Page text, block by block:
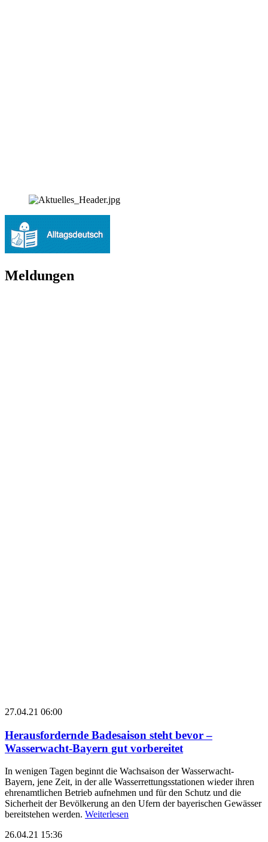
Meldungen
27.04.21 06:00
Herausfordernde Badesaison steht bevor –
Wasserwacht-Bayern gut vorbereitet
In wenigen Tagen beginnt die Wachsaison der Wasserwacht-
Bayern, jene Zeit, in der alle Wasserrettungsstationen wieder ihren
ehrenamtlichen Betrieb aufnehmen und für den Schutz und die
Sicherheit der Bevölkerung an den Ufern der bayerischen Gewässer
bereitstehen werden. Weiterlesen
26.04.21 15:36